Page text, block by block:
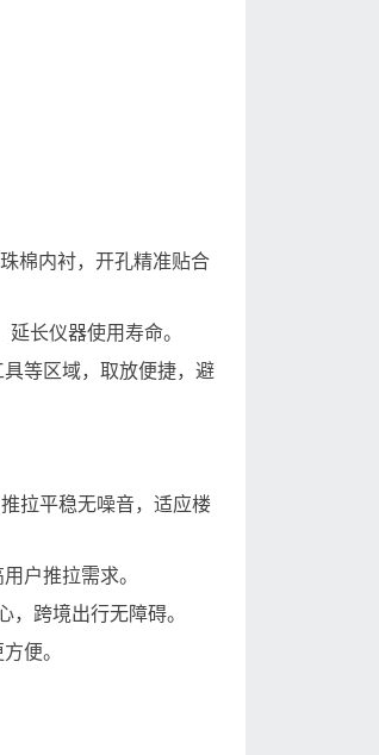
棉内衬，开孔精准贴合
长仪器使用寿命。
等区域，取放便捷，避
拉平稳无噪音，适应楼
户推拉需求。
，跨境出行无障碍。
便。